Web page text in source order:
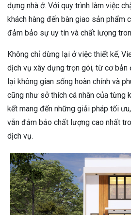
dựng nhà ở. Với quy trình làm việc
khách hàng đến bàn giao sản phẩm
đảm bảo sự uy tín và chất lượng
Không chỉ dừng lại ở việc thiết kế,
dịch vụ xây dựng trọn gói, từ cơ bản
lại không gian sống hoàn chỉnh và
cũng như sở thích cá nhân của từng
kết mang đến những giải pháp tối
vẫn đảm bảo chất lượng cao nhất
dịch vụ.